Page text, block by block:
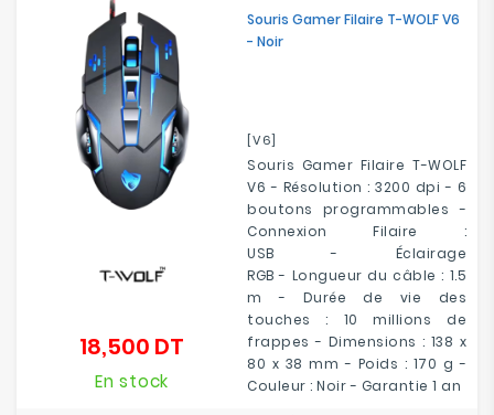
Souris Gamer Filaire T-WOLF V6
- Noir
[V6]
Souris Gamer Filaire T-WOLF
V6 - Résolution : 3200 dpi - 6
boutons programmables -
ConnexionFilaire :
USB - Éclairage
RGB - Longueur du câble : 1.5
m - Durée de vie des
touches : 10 millions de
frappes - Dimensions : 138 x
80 x 38 mm - Poids : 170 g -
Couleur : Noir - Garantie 1 an
18,500 DT
En stock